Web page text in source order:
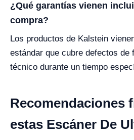
¿Qué garantías vienen
compra?
Los productos de Kalstein
estándar que cubre defectos
técnico durante un tiempo
Recomendaciones
estas Escáner De